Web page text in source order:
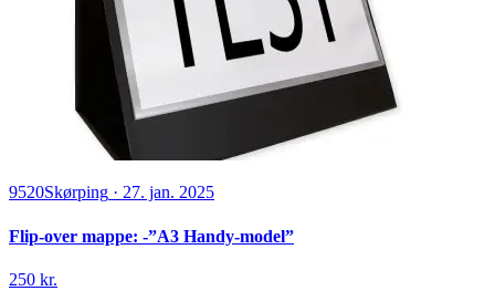
9520Skørping · 27. jan. 2025
Flip-over mappe: -”A3 Handy-model”
250 kr.